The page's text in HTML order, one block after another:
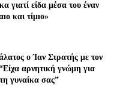
γιατί είδα μέσα του έναν
και τίμıο»
ο Ίαν Στρατής με τον
αρνητική γνώμη για
γυναίκα σας”